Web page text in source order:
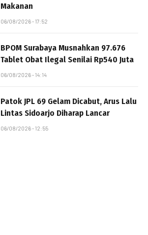
Makanan
06/08/2026 - 17:52
BPOM Surabaya Musnahkan 97.676
Tablet Obat Ilegal Senilai Rp540 Juta
06/08/2026 - 14:14
Patok JPL 69 Gelam Dicabut, Arus Lalu
Lintas Sidoarjo Diharap Lancar
06/08/2026 - 12:55